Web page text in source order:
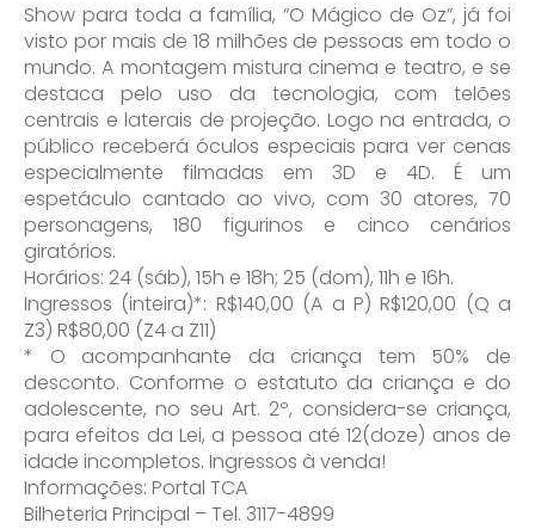
Show para toda a família, “O Mágico de Oz”, já foi
visto por mais de 18 milhões de pessoas em todo o
mundo. A montagem mistura cinema e teatro, e se
destaca pelo uso da tecnologia, com telões
centrais e laterais de projeção. Logo na entrada, o
público receberá óculos especiais para ver cenas
especialmente filmadas em 3D e 4D. É um
espetáculo cantado ao vivo, com 30 atores, 70
personagens, 180 figurinos e cinco cenários
giratórios.
Horários: 24 (sáb), 15h e 18h; 25 (dom), 11h e 16h.
Ingressos (inteira)*: R$140,00 (A a P) R$120,00 (Q a
Z3) R$80,00 (Z4 a Z11)
* O acompanhante da criança tem 50% de
desconto. Conforme o estatuto da criança e do
adolescente, no seu Art. 2º, considera-se criança,
para efeitos da Lei, a pessoa até 12(doze) anos de
idade incompletos. Ingressos à venda!
Informações: Portal TCA
Bilheteria Principal – Tel. 3117-4899